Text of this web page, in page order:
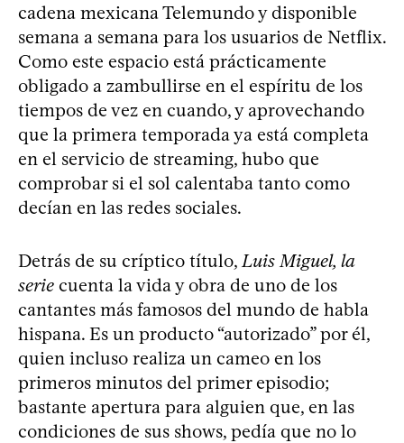
cadena mexicana Telemundo y disponible
semana a semana para los usuarios de Netflix.
Como este espacio está prácticamente
obligado a zambullirse en el espíritu de los
tiempos de vez en cuando, y aprovechando
que la primera temporada ya está completa
en el servicio de streaming, hubo que
comprobar si el sol calentaba tanto como
decían en las redes sociales.
Detrás de su críptico título, Luis Miguel, la
serie cuenta la vida y obra de uno de los
cantantes más famosos del mundo de habla
hispana. Es un producto “autorizado” por él,
quien incluso realiza un cameo en los
primeros minutos del primer episodio;
bastante apertura para alguien que, en las
condiciones de sus shows, pedía que no lo